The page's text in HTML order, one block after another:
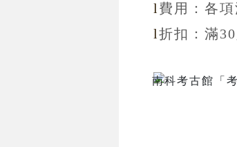
l 費用：各
l折扣 ：滿30